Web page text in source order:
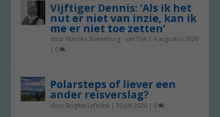
Vijftiger Dennis: ‘Als ik het
nut er niet van inzie, kan ik
me er niet toe zetten’
door Mariska Stakenburg - van Dijk | 4 augustus 2026
| 0
Polarsteps of liever een
ander reisverslag?
door Brigitte Leferink | 30 juli 2026 | 0